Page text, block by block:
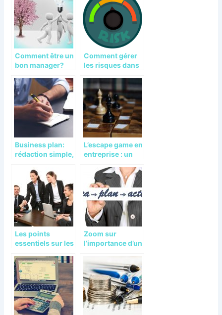
Comment être un
bon manager?
Comment gérer
les risques dans
Business plan:
rédaction simple,
L’escape game en
entreprise : un
travailler l’esprit
d’équipe
Les points
essentiels sur les
des entreprises
Zoom sur
l’importance d’un